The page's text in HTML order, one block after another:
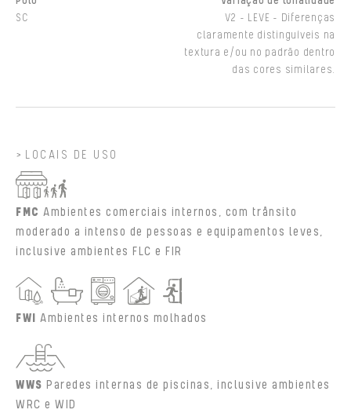
SC
V2 - LEVE - Diferenças
claramente distinguíveis na
textura e/ou no padrão dentro
das cores similares.
LOCAIS DE USO
FMC Ambientes comerciais internos, com trânsito
moderado a intenso de pessoas e equipamentos leves,
inclusive ambientes FLC e FIR
FWI Ambientes internos molhados
WWS Paredes internas de piscinas, inclusive ambientes
WRC e WID